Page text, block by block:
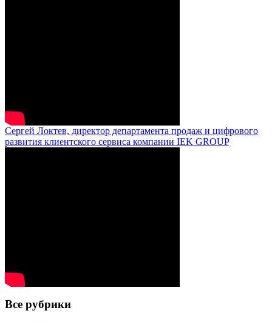
Сергей Локтев, директор департамента продаж и цифрового
развития клиентского сервиса компании IEK GROUP
Все рубрики